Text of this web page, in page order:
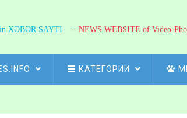
XƏBƏR SAYTI -- NEWS WEBSITE of Video-
КАТЕГОРИИ